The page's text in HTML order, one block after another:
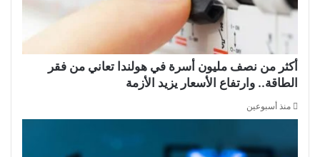
أكثر من نصف مليون أسرة في هولندا تعاني من فقر
الطاقة.. وارتفاع الأسعار يزيد الأزمة
منذ أسبوعين